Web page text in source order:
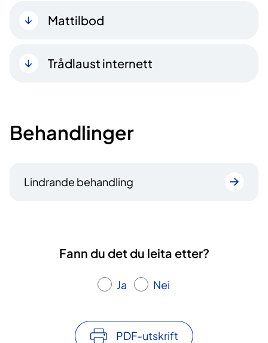
Mattilbod
Trådlaust internett
Behandlinger
Lindrande behandling
Fann du det du leita etter?
Ja Nei
PDF-utskrift